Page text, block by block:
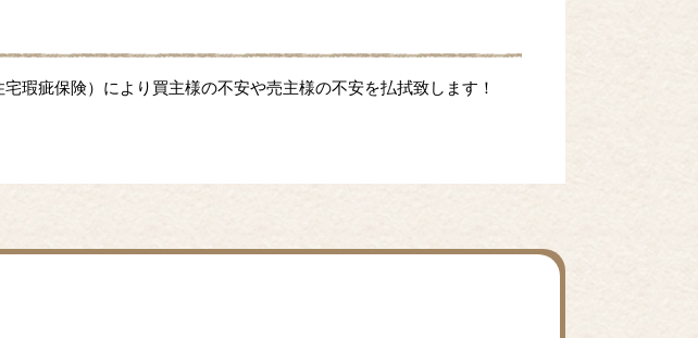
瑕疵保険）により買主様の不安や売主様の不安を払拭致します！